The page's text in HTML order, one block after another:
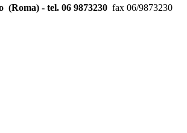
(Roma) - tel. 06 9873230 fax 06/9873230